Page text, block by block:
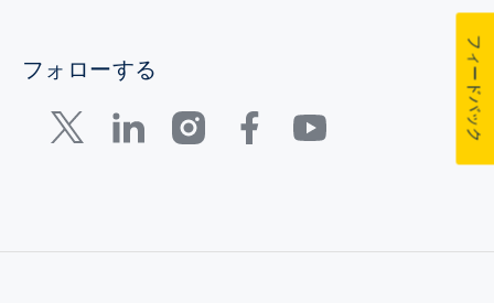
フォローする フィードバック